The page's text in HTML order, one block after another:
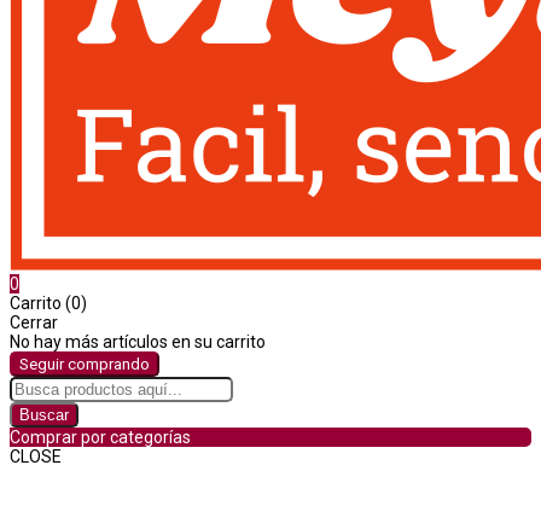
0
Carrito (0)
Cerrar
No hay más artículos en su carrito
Seguir comprando
Buscar
Comprar por categorías
CLOSE